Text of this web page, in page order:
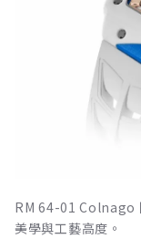
RM 64-01 Colnago
美學與工藝高度。